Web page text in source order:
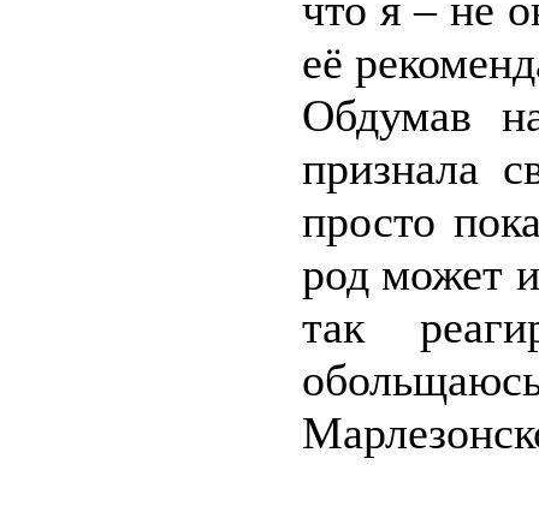
что я – не
её
Обдумав
признала
просто
род может
так